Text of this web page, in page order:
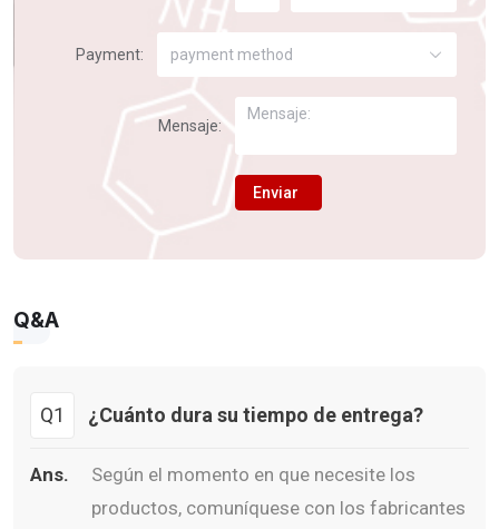
Payment: payment method
Mensaje:
Enviar
Q&A
Q1 ¿Cuánto dura su tiempo de entrega?
Ans.
Según el momento en que necesite los
productos, comuníquese con los fabricantes